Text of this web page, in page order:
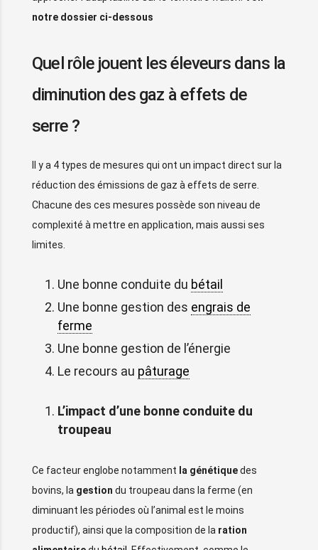
notre dossier ci-dessous
Quel rôle jouent les éleveurs dans la
diminution des gaz à effets de
serre ?
Il y a 4 types de mesures qui ont un impact direct sur la
réduction des émissions de gaz à effets de serre.
Chacune des ces mesures possède son niveau de
complexité à mettre en application, mais aussi ses
limites.
Une bonne conduite du bétail
Une bonne gestion des engrais de
ferme
Une bonne gestion de l’énergie
Le recours au pâturage
L’impact d’une bonne conduite du
troupeau
Ce facteur englobe notamment la génétiquedes
bovins, la gestion du troupeau dans la ferme (en
diminuant les périodes où l’animal est le moins
productif), ainsi que la composition de la ration